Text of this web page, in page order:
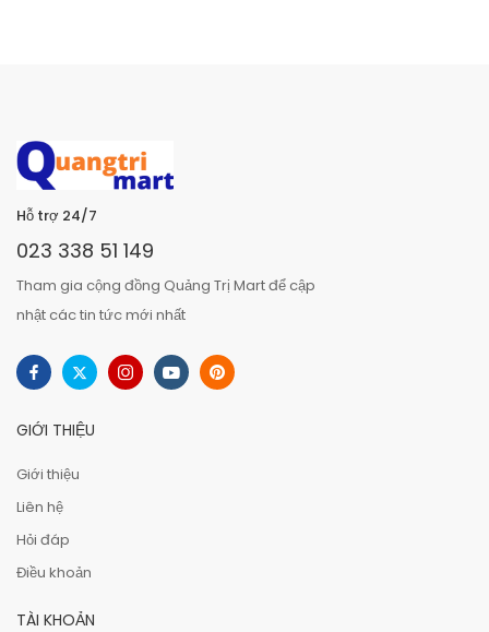
Hỗ trợ 24/7
023 338 51 149
Tham gia cộng đồng Quảng Trị Mart để cập
nhật các tin tức mới nhất
GIỚI THIỆU
Giới thiệu
Liên hệ
Hỏi đáp
Điều khoản
TÀI KHOẢN